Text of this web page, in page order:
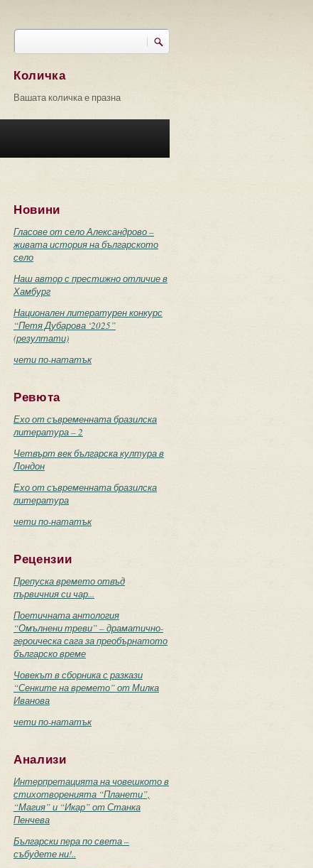
Търси
Количка
Вашата количка е празна
Новини
Гласове от село Александрово –
живата история на българското
село
Наш автор с престижно отличие в
Хамбург
Национален литературен конкурс
“Петя Дубарова ‘2025”
(резултати)
чети по-нататък
Ревюта
Ехо от съвременната бразилска
литература – 2
Четвърт век българска култура в
Лондон
Ехо от съвременната бразилска
литература
чети по-нататък
Рецензии
Препуска времето отвъд
първичния си чар...
Поетичната антология
“Омълнени треви” – драматично-
героическа сага за преобърнатото
българско време
Човекът в сборника с разкази
“Сенките на времето” от Милка
Иванова
чети по-нататък
Анализи
Интерпретацията на човешкото в
стихотворенията “Планети”,
“Магия” и “Икар” от Станка
Пенчева
Български пера по света –
събудете ни!..